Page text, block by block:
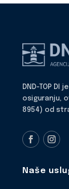
DND-TOP
osiguranju,
8954) od
Naše